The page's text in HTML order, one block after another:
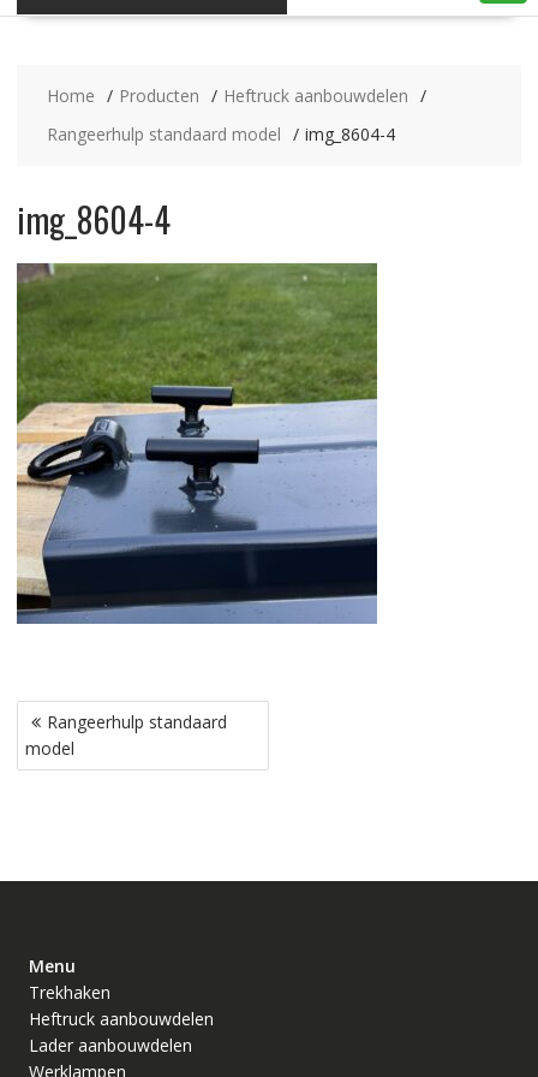
Home Producten
Heftruck aanbouwdelen
Rangeerhulp standaard model
img_8604-4
img_8604-4
Bericht
navigatie
Rangeerhulp standaard
model
Menu
Trekhaken
Heftruck aanbouwdelen
Lader aanbouwdelen
Werklampen